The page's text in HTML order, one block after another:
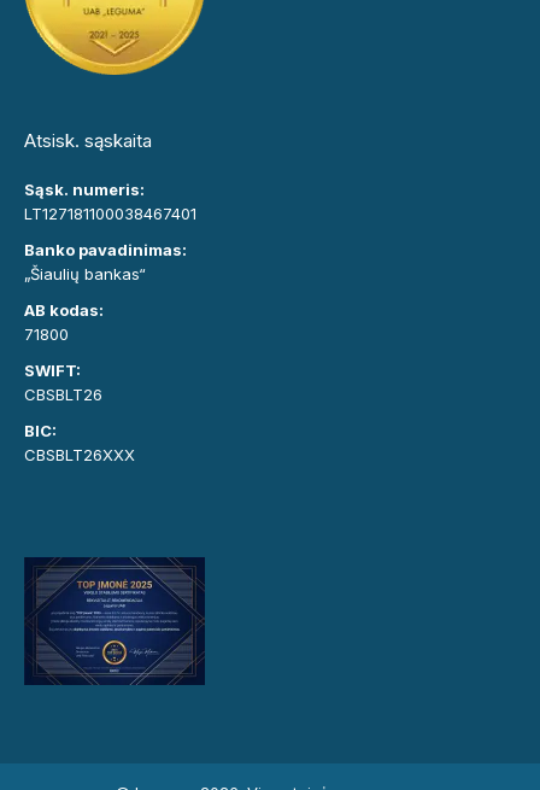
Atsisk. sąskaita
Sąsk. numeris:
LT127181100038467401
Banko pavadinimas:
„Šiaulių bankas“
AB kodas:
71800
SWIFT:
CBSBLT26
BIC:
CBSBLT26XXX